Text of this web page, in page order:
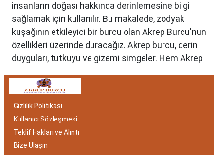
insanların doğası hakkında derinlemesine bilgi
sağlamak için kullanılır. Bu makalede, zodyak
kuşağının etkileyici bir burcu olan Akrep Burcu'nun
özellikleri üzerinde duracağız. Akrep burcu, derin
duyguları, tutkuyu ve gizemi simgeler. Hem Akrep
bakımından benzersizdir. Ayrıca, hangi aylar
belirlemede etkilidir.
Akrep Burcu Özellikleri:
Gizemli ve Kararlı
Gizlilik Politikası
Kullanıcı Sözleşmesi
Teklif Hakları ve Alıntı
Bize Ulaşın